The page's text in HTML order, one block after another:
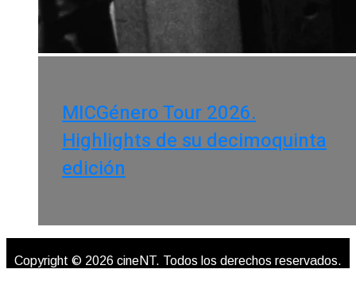
MICGénero Tour 2026.
Highlights de su decimoquinta
edición
Copyright © 2026 cineNT. Todos los derechos reservados.